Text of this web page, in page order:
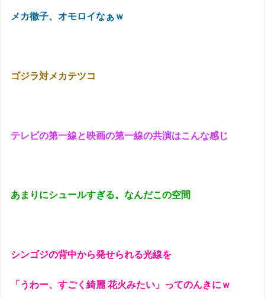
メカ徹子、オモロイなぁｗ
ゴジラ対メカテツコ
テレビの第一線と映画の第一線の共演はこんな感じ
あまりにシュールすぎる。なんだこの空間
シンゴジの背中から発せられる光線を
「うわー、すごく綺麗 花火みたい」ってのんきにｗ